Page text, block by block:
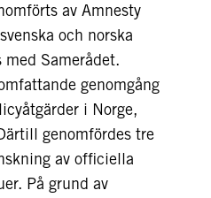
av Amnesty
och norska
Samerådet.
genomgång
i Norge,
genomfördes tre
av officiella
På grund av